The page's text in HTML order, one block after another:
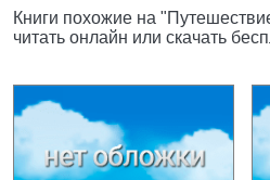
Книги похожие на
читать онлайн или скачать